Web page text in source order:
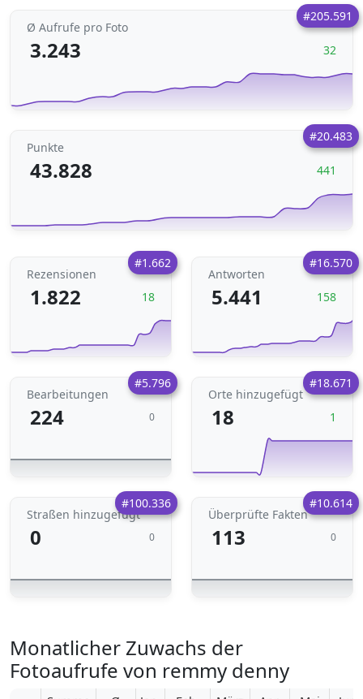
#205.591
Ø Aufrufe pro Foto
3.243 32
#20.483
Punkte
43.828 441
#1.662
Rezensionen
1.822 18
#16.570
Antworten
5.441 158
#5.796
Bearbeitungen
224 0
#18.671
Orte hinzugefügt
18 1
#100.336
Straßen hinzugefügt
0 0
#10.614
Überprüfte Fakten
113 0
Monatlicher Zuwachs der
Fotoaufrufe von remmy denny